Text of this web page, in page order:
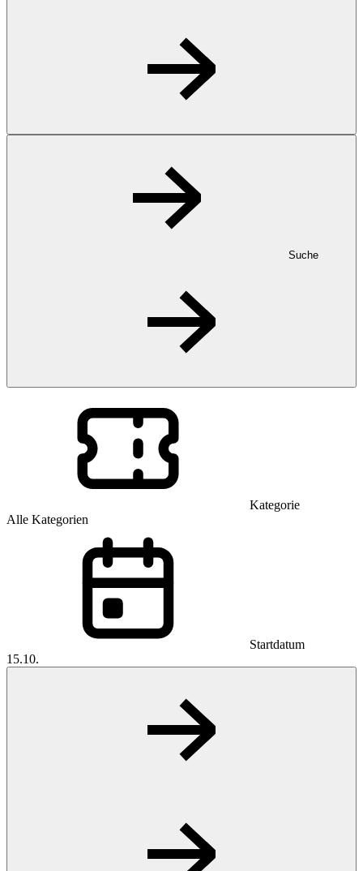
Suche
Kategorie
Alle Kategorien
Startdatum
15.10.